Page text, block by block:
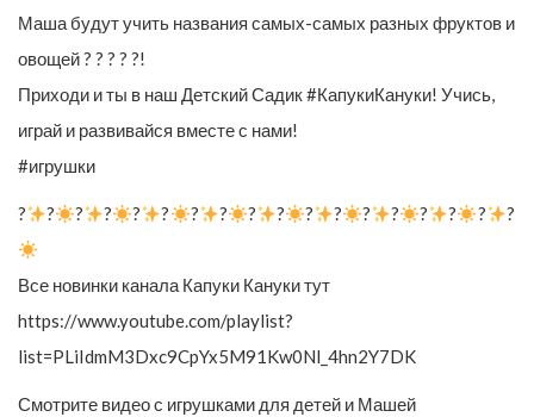
Маша будут учить названия самых-самых разных фруктов и
овощей ? ? ? ? ?!
Приходи и ты в наш Детский Садик #КапукиКануки! Учись,
играй и развивайся вместе с нами!
#игрушки
? ? ? ? ? ? ? ? ? ? ? ? ? ? ? ? ? ?
Все новинки канала Капуки Кануки тут
https://www.youtube.com/playlist?
list=PLiIdmM3Dxc9CpYx5M91Kw0Nl_4hn2Y7DK
Смотрите видео с игрушками для детей и Машей